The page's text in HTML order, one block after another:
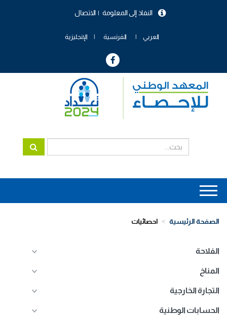
الاتصال النفاذ إلى المعلومة
العربي الفرنسية الإنجليزية
Main
navigation
الصفحة الرئيسية احصائيات
الفلاحة
المناخ
التجارة الخارجية
الحسابات الوطنية